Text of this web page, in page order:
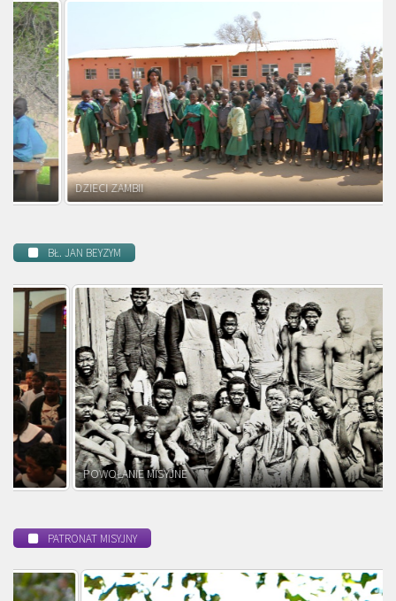
DZIECI ZAMBII
BŁ. JAN BEYZYM
POWOŁANIE MISYJNE
PATRONAT MISYJNY